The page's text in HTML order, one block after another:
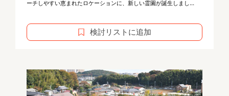
ーチしやすい恵まれたロケーションに、新しい霊園が誕生しまし...
検討リストに追加